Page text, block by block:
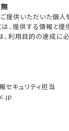
提供いただいた個
、提供する情報と
は、利用目的の達成
セキュリティ担当